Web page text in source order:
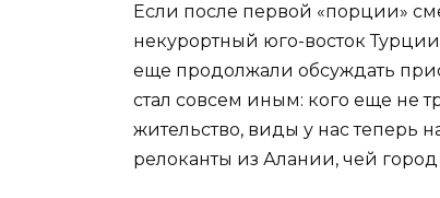
Если после первой «порции»
некурортный юго-восток
еще продолжали обсуждать
стал совсем иным: кого еще не
жительство, виды у нас теперь
релоканты из Алании, чей